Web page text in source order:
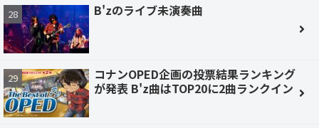
B'zのライブ未演奏曲
コナンOPED企画の投票結果ランキング
が発表 B'z曲はTOP20に2曲ランクイン